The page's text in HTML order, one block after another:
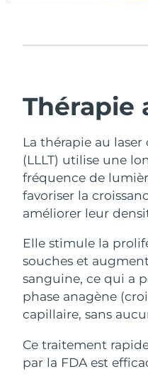
Thérapie
La thérapie au
(LLLT) utilise une
fréquence de
favoriser la
améliorer leur
Elle stimule la
souches et
sanguine, ce qui a
phase anagène
capillaire, sans
Ce traitement
par la FDA est